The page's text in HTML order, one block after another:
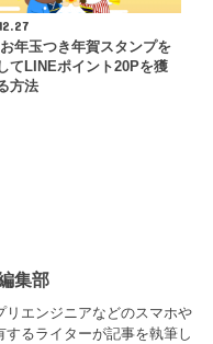
年玉つき年賀スタンプを
てLINEポイント20Pを獲
方法
集部
エンジニアなどのスマホや
るライターが記事を執筆し